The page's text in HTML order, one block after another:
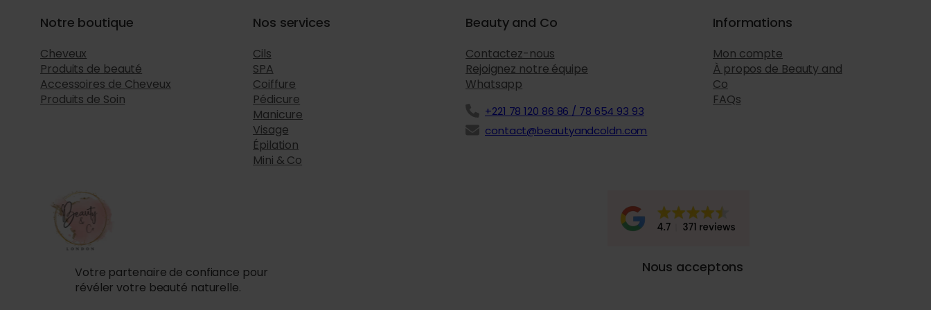
Notre boutique
Cheveux
Produits de beauté
Accessoires de Cheveux
Produits de Soin
Nos services
Cils
SPA
Coiffure
Pédicure
Manicure
Visage
Épilation
Mini & Co
Beauty and Co
Contactez-nous
Rejoignez notre équipe
Whatsapp
+221 78 120 86 86 / 78 654 93 93
contact@beautyandcoldn.com
Informations
Mon compte
À propos de Beauty and
Co
FAQs
Votre partenaire de confiance pour
révéler votre beauté naturelle.
Nous acceptons